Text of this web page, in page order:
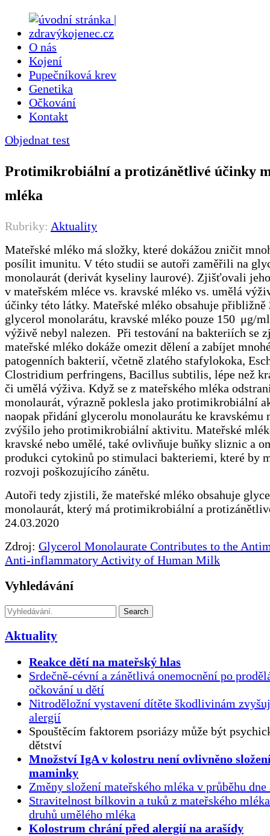
O nás
Kojení
Pupečníková krev
Genetika
Očkování
Kontakt
Objednat test
Protimikrobiální a protizánětlivé účinky
mléka
Rubriky: Aktuality
Mateřské mléko má složky, které dokážou zničit
posílit imunitu. V této studii se autoři zaměřili na
monolaurát (derivát kyseliny laurové). Zjišťovali
v mateřském mléce vs. kravské mléko vs. umělá
účinky této látky. Mateřské mléko obsahuje
glycerol monolarátu, kravské mléko pouze 150 μg/
výživě nebyl nalezen. Při testování na bakteriích se
mateřské mléko dokáže omezit dělení a zabíjet
patogenních bakterií, včetně zlatého stafylokoka,
Clostridium perfringens, Bacillus subtilis, lépe než
či umělá výživa. Když se z mateřského mléka
monolaurát, výrazně poklesla jako protimikrobiální
naopak přidání glycerolu monolaurátu ke kravskému
zvýšilo jeho protimikrobiální aktivitu. Mateřské
kravské nebo umělé, také ovlivňuje buňky sliznic a
produkci cytokinů po stimulaci bakteriemi, které by
rozvoji poškozujícího zánětu.
Autoři tedy zjistili, že mateřské mléko obsahuje
monolaurát, který má protimikrobiální a
24.03.2020
Zdroj: Glycerol Monolaurate Contributes to the
Anti-inflammatory Activity of Human Milk
Vyhledávání
Search
Aktuality
Reakce dětí na mateřský hlas
Srdečně-cévní a zánětlivá onemocnění po
očkování u dětí
Nitroděložní vystavení dítěte škodlivinám
alergií
Spouštěcím faktorem psoriázy může být
dětství
Množství IgA v kolostru není ovlivněno
maminky
Změny složení mateřského mléka v průběhu dne
Stravitelnost bílkovin a tuků z mateřského
druhů umělého mléka
Kolostrum chrání před alergií na arašídy